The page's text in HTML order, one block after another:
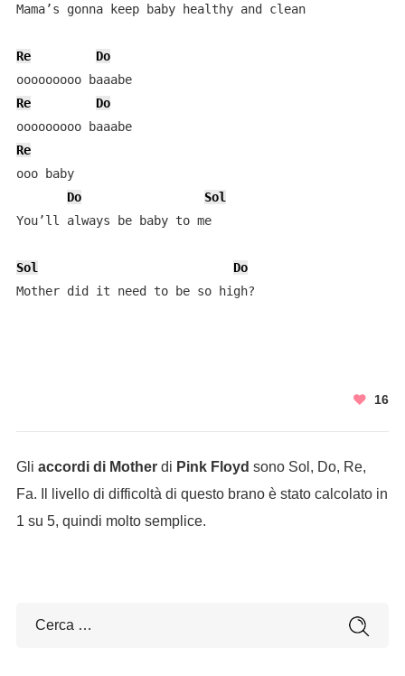
Mama’s gonna keep baby healthy and clean
Re
Do
ooooooooo baaabe
Re
Do
ooooooooo baaabe
Re
ooo baby
Do
Sol
You’ll always be baby to me
Sol
Do
Mother did it need to be so high?
16
Gli accordi di Motherdi Pink Floyd sono Sol, Do, Re,
Fa. Il livello di difficoltà di questo brano è stato calcolato in
1 su 5, quindi molto semplice.